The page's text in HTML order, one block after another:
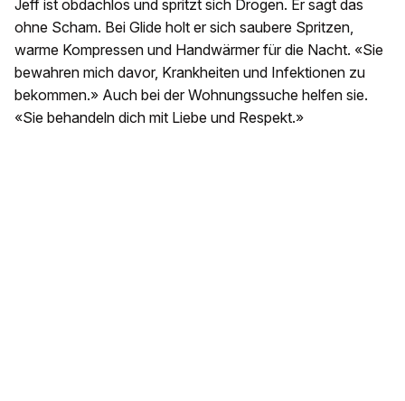
Jeff ist obdachlos und spritzt sich Drogen. Er sagt das
ohne Scham. Bei Glide holt er sich saubere Spritzen,
warme Kompressen und Handwärmer für die Nacht. «Sie
bewahren mich davor, Krankheiten und Infektionen zu
bekommen.» Auch bei der Wohnungssuche helfen sie.
«Sie behandeln dich mit Liebe und Respekt.»